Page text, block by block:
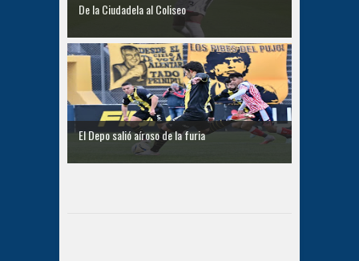
De la Ciudadela al Coliseo
El Depo salió aíroso de la furia